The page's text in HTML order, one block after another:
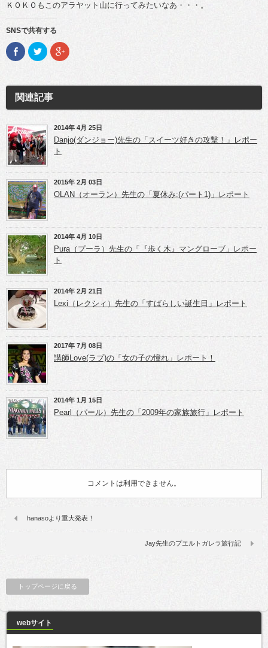
ＫＯＫＯもこのアラヤット山に行ってみたいなあ・・・。
SNSで共有する
F
a
o
o
k
で
(新
し
い
ウ
ィ
ン
ド
ウ
で
開
き
ま
す)
ク
リ
て
T
w
i
e
r
で
共
有
(新
し
い
ウ
ィ
ン
ド
ウ
で
開
き
ま
す)
ク
リ
て
o
e
+
で
し
い
ウ
ィ
ン
開
き
す)
関連記事
2014年 4月 25日
Danjo(ダンジョー)先生の「スイーツ好きの攻撃！」レポー
ト
2015年 2月 03日
OLAN（オーラン）先生の「夏休み:(パート1)」レポート
2014年 4月 10日
Pura（プーラ）先生の「『歩く木』マングローブ」レポー
ト
2014年 2月 21日
Lexi（レクシィ）先生の「すばらしい誕生日」レポート
2017年 7月 08日
講師Love(ラブ)の「女の子の憧れ」レポート！
2014年 1月 15日
Pearl（パール）先生の「2009年の家族旅行」レポート
コメントは利用できません。
hanasoより重大発表！
Jay先生のプエルトガレラ旅行記
トップページに戻る
webサイト